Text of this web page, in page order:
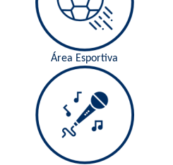
Área Esportiva